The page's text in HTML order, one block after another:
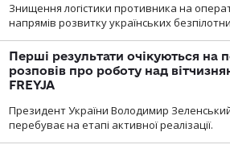
Знищення логістики противника на
напрямів розвитку українських
Перші результати очікуються на
розповів про роботу над
FREYJA
Президент України Володимир
перебуває на етапі активної реалізації.